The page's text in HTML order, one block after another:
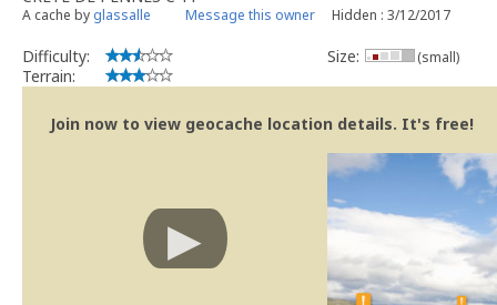
A cache by glassalle Message this owner Hidden : 3/12/2017
Difficulty:
Terrain:
Size: (small)
Join now to view geocache location details. It's free!